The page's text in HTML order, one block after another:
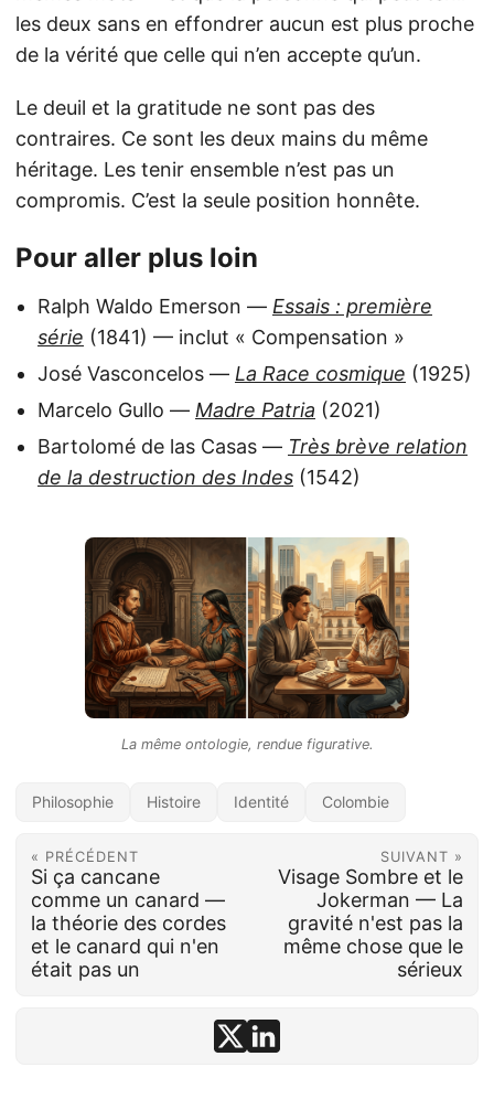
les deux sans en effondrer aucun est plus proche
de la vérité que celle qui n’en accepte qu’un.
Le deuil et la gratitude ne sont pas des
contraires. Ce sont les deux mains du même
héritage. Les tenir ensemble n’est pas un
compromis. C’est la seule position honnête.
Pour aller plus loin
Ralph Waldo Emerson — Essais : première
série (1841) — inclut « Compensation »
José Vasconcelos — La Race cosmique (1925)
Marcelo Gullo — Madre Patria (2021)
Bartolomé de las Casas — Très brève relation
de la destruction des Indes (1542)
La même ontologie, rendue figurative.
Philosophie Histoire Identité Colombie
« PRÉCÉDENT
Si ça cancane
comme un canard —
la théorie des cordes
et le canard qui n'en
était pas un
SUIVANT »
Visage Sombre et le
Jokerman — La
gravité n'est pas la
même chose que le
sérieux